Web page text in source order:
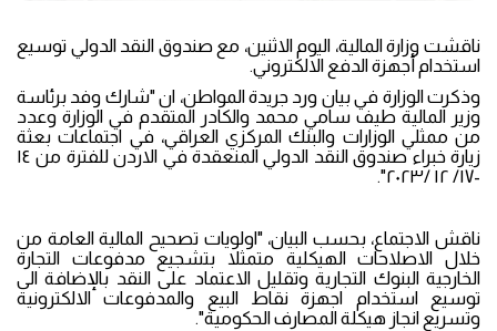
ناقشت وزارة المالية، اليوم الاثنين، مع صندوق النقد الدولي توسيع
استخدام أجهزة الدفع الالكتروني.
وذكرت الوزارة في بيان ورد جريدة المواطن، ان "شارك وفد برئاسة
وزير المالية طيف سامي محمد والكادر المتقدم في الوزارة وعدد
من ممثلي الوزارات والبنك المركزي العراقي، في اجتماعات بعثة
زيارة خبراء صندوق النقد الدولي المنعقدة في الاردن للفترة من ١٤
-١٧/ ١٢ /٢٠٢٣".
ناقش الاجتماع، بحسب البيان، "اولويات تصحيح المالية العامة من
خلال الاصلاحات الهيكلية متمثلا بتشجيع مدفوعات التجارة
الخارجية البنوك التجارية وتقليل الاعتماد على النقد بالإضافة الى
توسيع استخدام اجهزة نقاط البيع والمدفوعات الالكترونية
وتسريع انجاز هيكلة المصارف الحكومية".